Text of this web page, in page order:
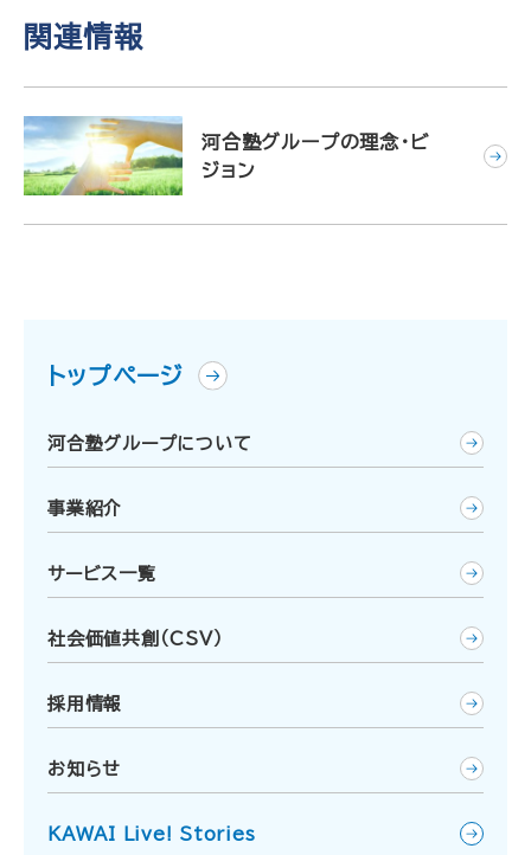
関連情報
河合塾グループの理念・ビ
ジョン
トップページ
河合塾グループについて
事業紹介
サービス一覧
社会価値共創（CSV）
採用情報
お知らせ
KAWAI Live! Stories